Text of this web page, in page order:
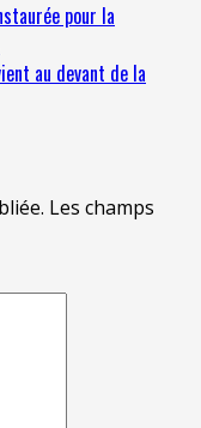
pour la
au devant de la
Les champs